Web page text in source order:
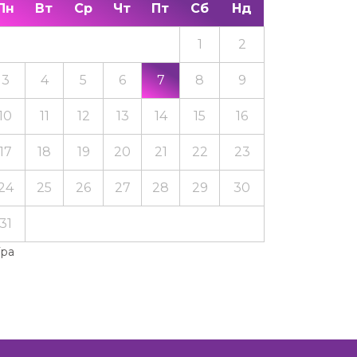
Вт Ср Чт Пт Сб Нд
1 2
3 4 5 6 7 8 9
11 12 13 14 15 16
18 19 20 21 22 23
25 26 27 28 29 30